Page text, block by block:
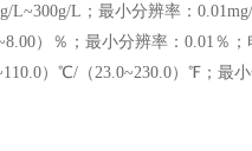
L~300g/L；最小分辨率：
）％；最小分辨率：0.01％
）℃/（23.0~230.0）℉；最